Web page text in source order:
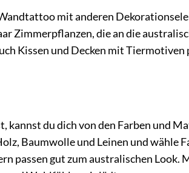
mit anderen
Zimmerpflanzen, die an die
Kissen und Decken mit Tiermotiven
du dich von den Farben und
Baumwolle und Leinen und wähle
passen gut zum australischen Look.